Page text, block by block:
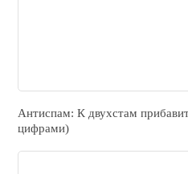
Антиспам: К двухcтам
цифрами)